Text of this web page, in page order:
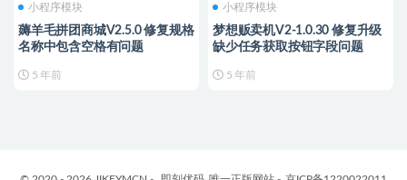
小程序模块
薅羊毛拼团商城V2.5.0 修复规格
名称中包含空格有问题
5 年前
小程序模块
梦想贩卖机V2-1.0.30 修复升级
缺少任务获取按钮字段问题
5 年前